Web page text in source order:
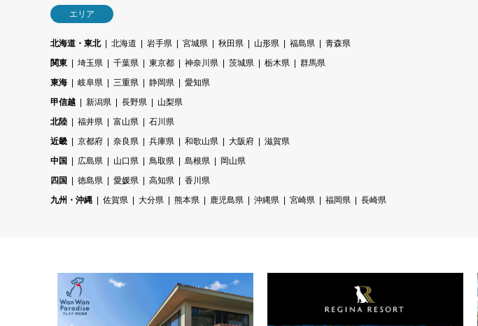
エリア
北海道・東北 北海道 岩手県 宮城県 秋田県 山形県 福島県
青森県
関東
埼玉県 千葉県 東京都 神奈川県 茨城県 栃木県
群馬県
東海
岐阜県 三重県 静岡県
愛知県
甲信越
新潟県 長野県
山梨県
北陸
福井県 富山県
石川県
近畿
京都府 奈良県 兵庫県 和歌山県 大阪府
滋賀県
中国
広島県 山口県 鳥取県 島根県
岡山県
四国
徳島県 愛媛県 高知県
香川県
九州・沖縄
佐賀県 大分県 熊本県 鹿児島県 沖縄県 宮崎県 福岡県 長崎県